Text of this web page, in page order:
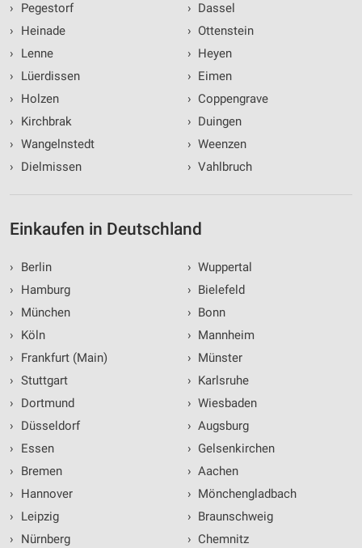
›
Pegestorf
›
Heinade
›
Lenne
›
Lüerdissen
›
Holzen
›
Kirchbrak
› Wangelnstedt
›
Dielmissen
› Dassel
› Ottenstein
› Heyen
› Eimen
› Coppengrave
› Duingen
› Weenzen
› Vahlbruch
Einkaufen in Deutschland
›
Berlin
›
Hamburg
›
München
›
Köln
›
Frankfurt (Main)
› Stuttgart
›
Dortmund
›
Düsseldorf
›
Essen
›
Bremen
›
Hannover
›
Leipzig
›
Nürnberg
› Wuppertal
› Bielefeld
› Bonn
› Mannheim
› Münster
› Karlsruhe
› Wiesbaden
› Augsburg
› Gelsenkirchen
› Aachen
› Mönchengladbach
› Braunschweig
› Chemnitz